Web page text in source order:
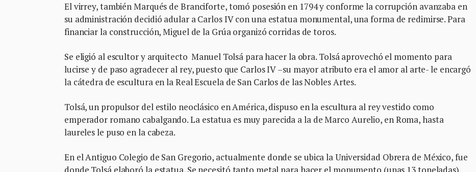
El virrey, también Marqués de Branciforte, tomó posesión en 1794 y conforme la corrupción avanzaba en
su administración decidió adular a Carlos IV con una estatua monumental, una forma de redimirse. Para
financiar la construcción, Miguel de la Grúa organizó corridas de toros.
Se eligió al escultor y arquitecto Manuel Tolsá para hacer la obra. Tolsá aprovechó el momento para
lucirse y de paso agradecer al rey, puesto que Carlos IV –su mayor atributo era el amor al arte- le encargó
la cátedra de escultura en la Real Escuela de San Carlos de las Nobles Artes.
Tolsá, un propulsor del estilo neoclásico en América, dispuso en la escultura al rey vestido como
emperador romano cabalgando. La estatua es muy parecida a la de Marco Aurelio, en Roma, hasta
laureles le puso en la cabeza.
En el Antiguo Colegio de San Gregorio, actualmente donde se ubica la Universidad Obrera de México, fue